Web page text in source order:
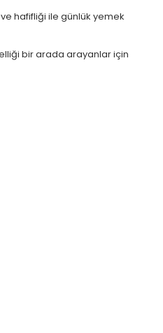
ve hafifliği ile günlük yemek
bir arada arayanlar için